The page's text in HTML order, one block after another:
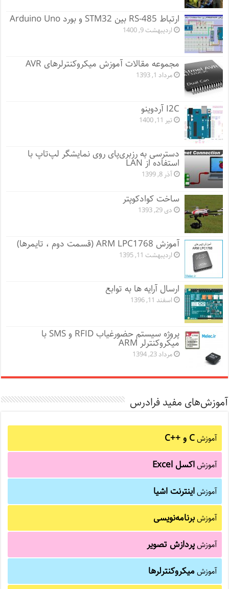
ارتباط RS-485 بین STM32 و بورد Arduino Uno
اردیبهشت 9, 1400
مجموعه مقالات آموزش میکروکنترلرهای AVR
مرداد 1, 1393
I2C آردوینو
تیر 11, 1400
دسترسی به رزبری‌پای روی نمایشگر لپ‌تاپ با
استفاده از LAN
آذر 8, 1399
ساخت کوادکوپتر
دی 29, 1393
آموزش ARM LPC1768 (قسمت دوم ، تایمرها)
اردیبهشت 11, 1395
ارسال آرایه ها به توابع
اسفند 11, 1396
پروژه سیستم حضورغیاب RFID و SMS با
میکروکنترلر ARM
مرداد 23, 1394
آموزش‌های مفید فرادرس
آموزشC و C++‎
آموزشاکسل Excel
آموزشاینترنت اشیا
آموزشبرنامه‌نویسی
آموزشپردازش تصویر
آموزشمیکروکنترلرها